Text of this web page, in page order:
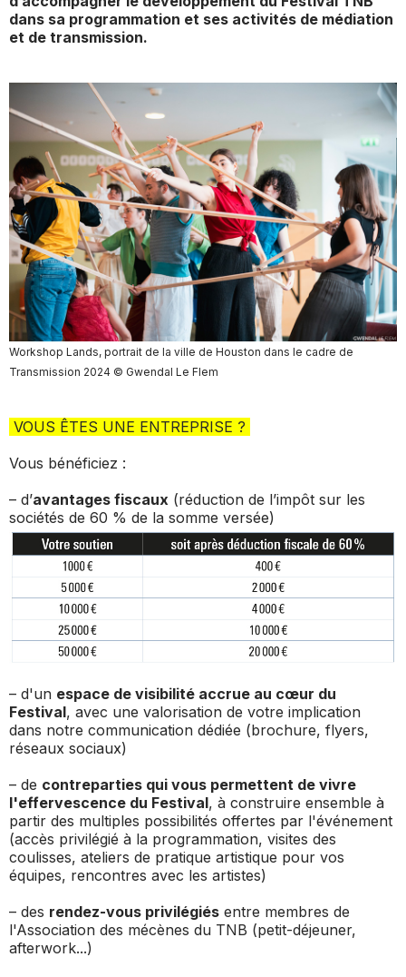
dans sa programmation et ses activités de médiation
et de transmission.
Workshop Lands, portrait de la ville de Houston dans le cadre de
Transmission 2024 © Gwendal Le Flem
VOUS ÊTES UNE ENTREPRISE ?
Vous bénéficiez :
– d’avantages fiscaux (réduction de l’impôt sur les
sociétés de 60 % de la somme versée)
– d'un espace de visibilité accrue au cœur du
Festival, avec une valorisation de votre implication
dans notre communication dédiée (brochure, flyers,
réseaux sociaux)
– de contreparties qui vous permettent de vivre
l'effervescence du Festival, à construire ensemble à
partir des multiples possibilités offertes par l'événement
(accès privilégié à la programmation, visites des
coulisses, ateliers de pratique artistique pour vos
équipes, rencontres avec les artistes)
– des rendez-vous privilégiés entre membres de
l'Association des mécènes du TNB (petit-déjeuner,
afterwork...)